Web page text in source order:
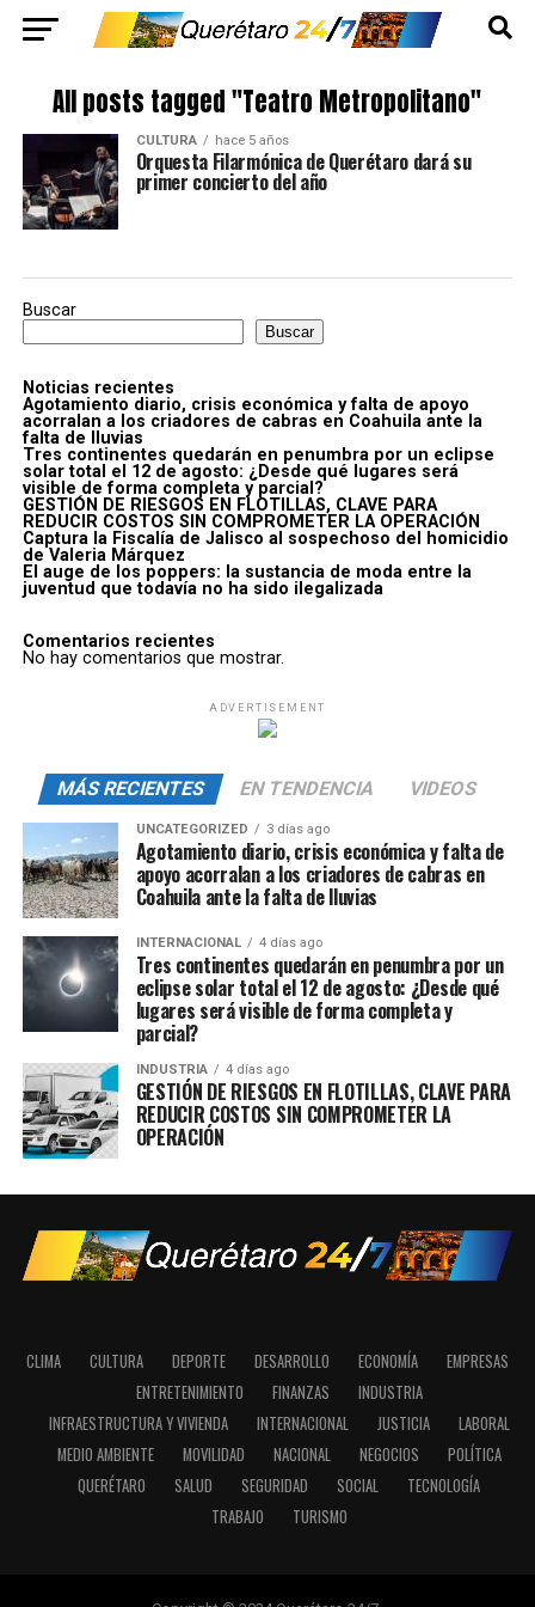
All posts tagged "Teatro Metropolitano"
CULTURA hace 5 años
Orquesta Filarmónica de Querétaro dará su
primer concierto del año
Buscar
Buscar
Noticias recientes
Agotamiento diario, crisis económica y falta de apoyo
acorralan a los criadores de cabras en Coahuila ante la
falta de lluvias
Tres continentes quedarán en penumbra por un eclipse
solar total el 12 de agosto: ¿Desde qué lugares será
visible de forma completa y parcial?
GESTIÓN DE RIESGOS EN FLOTILLAS, CLAVE PARA
REDUCIR COSTOS SIN COMPROMETER LA OPERACIÓN
Captura la Fiscalía de Jalisco al sospechoso del homicidio
de Valeria Márquez
El auge de los poppers: la sustancia de moda entre la
juventud que todavía no ha sido ilegalizada
Comentarios recientes
No hay comentarios que mostrar.
ADVERTISEMENT
MÁS RECIENTES EN TENDENCIA VIDEOS
UNCATEGORIZED 3 días ago
Agotamiento diario, crisis económica y falta de
apoyo acorralan a los criadores de cabras en
Coahuila ante la falta de lluvias
INTERNACIONAL 4 días ago
Tres continentes quedarán en penumbra por un
eclipse solar total el 12 de agosto: ¿Desde qué
lugares será visible de forma completa y
parcial?
INDUSTRIA 4 días ago
GESTIÓN DE RIESGOS EN FLOTILLAS, CLAVE PARA
REDUCIR COSTOS SIN COMPROMETER LA
OPERACIÓN
CLIMA CULTURA DEPORTE DESARROLLO ECONOMÍA
EMPRESAS
ENTRETENIMIENTO
FINANZAS
INDUSTRIA
INFRAESTRUCTURA Y VIVIENDA
INTERNACIONAL JUSTICIA
LABORAL
MEDIO AMBIENTE
MOVILIDAD NACIONAL NEGOCIOS
POLÍTICA
QUERÉTARO
SALUD SEGURIDAD SOCIAL
TECNOLOGÍA
TRABAJO
TURISMO